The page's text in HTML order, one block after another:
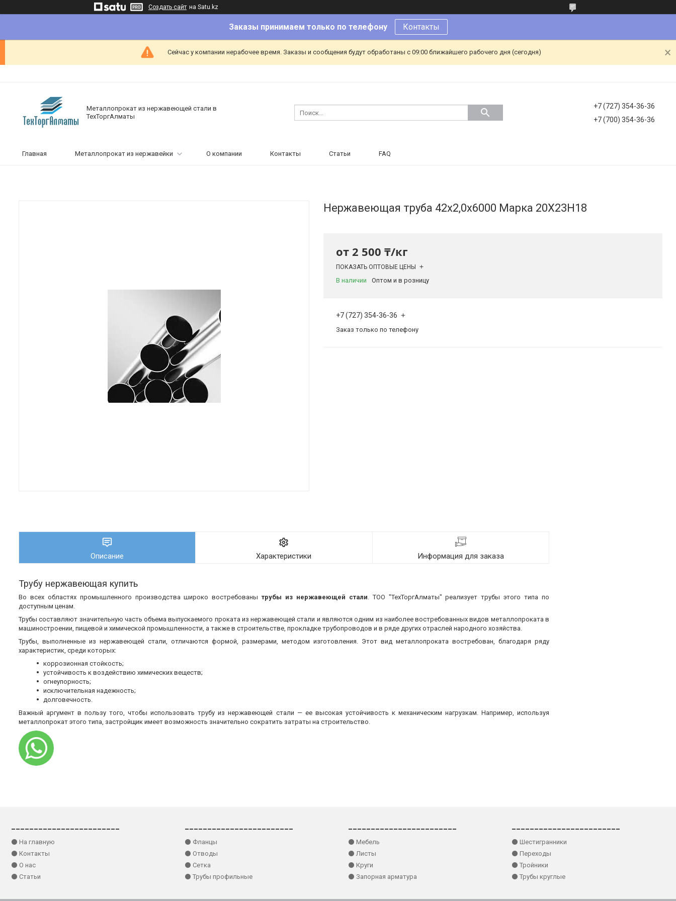
Создать сайт на Satu.kz
Заказы принимаем только по телефону Контакты
Сейчас у компании нерабочее время. Заказы и сообщения будут обработаны с 09:00 ближайшего рабочего дня (сегодня)
Металлопрокат из нержавеющей стали в
ТехТоргАлматы
+7 (727) 354-36-36
+7 (700) 354-36-36
Главная Металлопрокат из нержавейки О компании Контакты Статьи FAQ
Нержавеющая труба 42х2,0х6000 Марка 20Х23Н18
от 2 500 ₸/кг
ПОКАЗАТЬ ОПТОВЫЕ ЦЕНЫ
В наличии Оптом и в розницу
+7 (727) 354-36-36
Заказ только по телефону
Описание Характеристики Информация для заказа
Трубу нержавеющая купить
Во всех областях промышленного производства широко востребованытрубы из нержавеющей стали. ТОО "ТехТоргАлматы" реализует трубы этого типа по
доступным ценам.
Трубы составляют значительную часть объема выпускаемого проката из нержавеющей стали и являются одним из наиболее востребованных видов металлопроката в
машиностроении, пищевой и химической промышленности, а также в строительстве, прокладке трубопроводов и в ряде других отраслей народного хозяйства.
Трубы, выполненные из нержавеющей стали, отличаются формой, размерами, методом изготовления. Этот вид металлопроката востребован, благодаря ряду
характеристик, среди которых:
коррозионная стойкость;
устойчивость к воздействию химических веществ;
огнеупорность;
исключительная надежность;
долговечность.
Важный аргумент в пользу того, чтобы использовать трубу из нержавеющей стали — ее высокая устойчивость к механическим нагрузкам. Например, используя
металлопрокат этого типа, застройщик имеет возможность значительно сократить затраты на строительство.
⚫ На главную
⚫ Контакты
⚫ О нас
⚫ Статьи
⚫ Фланцы
⚫ Отводы
⚫ Сетка
⚫ Трубы профильные
⚫ Мебель
⚫ Листы
⚫ Круги
⚫ Запорная арматура
⚫ Шестигранники
⚫ Переходы
⚫ Тройники
⚫ Трубы круглые